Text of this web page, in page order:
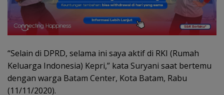
“Selain di DPRD, selama ini saya aktif di RKI (Rumah
Keluarga Indonesia) Kepri,” kata Suryani saat bertemu
dengan warga Batam Center, Kota Batam, Rabu
(11/11/2020).